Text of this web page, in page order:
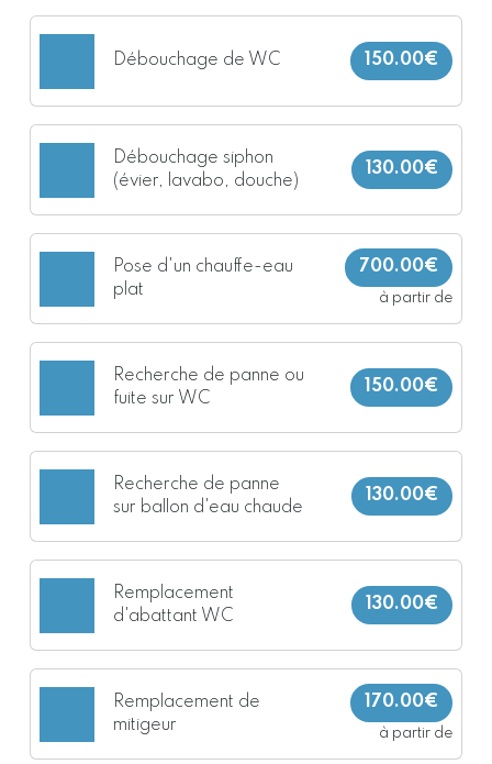
Débouchage de WC 150.00€
Débouchage siphon
(évier, lavabo, douche)
130.00€
Pose d'un chauffe-eau
plat
700.00€
à partir de
Recherche de panne ou
fuite sur WC
150.00€
Recherche de panne
sur ballon d'eau chaude
130.00€
Remplacement
d'abattant WC
130.00€
Remplacement de
mitigeur
170.00€
à partir de